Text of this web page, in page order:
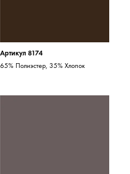
Артикул 8174
65% Полиэстер, 35% Хлопок